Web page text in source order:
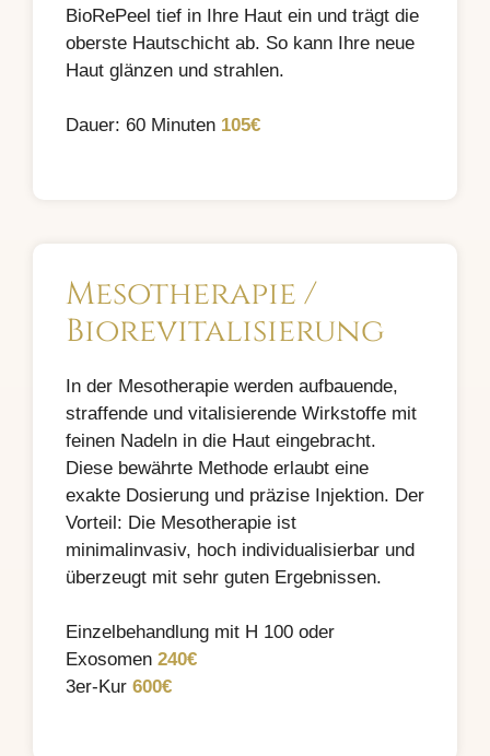
BioRePeel tief in Ihre Haut ein und trägt die
oberste Hautschicht ab. So kann Ihre neue
Haut glänzen und strahlen.
Dauer: 60 Minuten 105€
Mesotherapie /
Biorevitalisierung
In der Mesotherapie werden aufbauende,
straffende und vitalisierende Wirkstoffe mit
feinen Nadeln in die Haut eingebracht.
Diese bewährte Methode erlaubt eine
exakte Dosierung und präzise Injektion. Der
Vorteil: Die Mesotherapie ist
minimalinvasiv, hoch individualisierbar und
überzeugt mit sehr guten Ergebnissen.
Einzelbehandlung mit H 100 oder
Exosomen 240€
3er-Kur 600€